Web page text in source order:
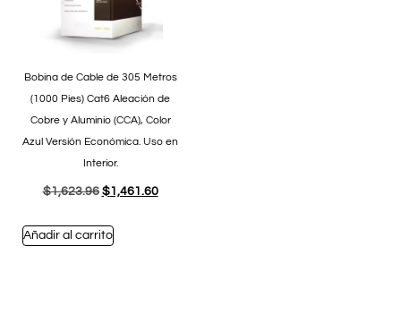
Bobina de Cable de 305 Metros
(1000 Pies) Cat6 Aleación de
Cobre y Aluminio (CCA), Color
Azul Versión Económica. Uso en
Interior.
$1,623.96 $1,461.60
Añadir al carrito